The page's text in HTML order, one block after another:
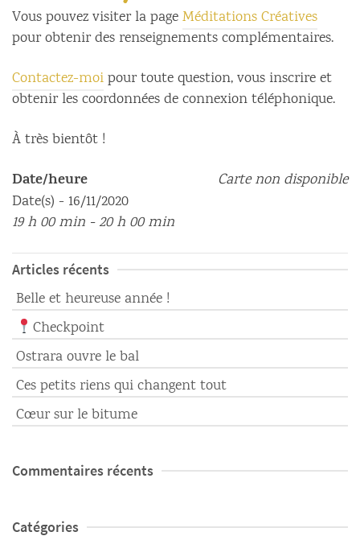
Vous pouvez visiter la pageMéditations Créatives
pour obtenir des renseignements complémentaires.
Contactez-moipour toute question, vous inscrire et
obtenir les coordonnées de connexion téléphonique.
À très bientôt !
Carte non disponible
Date/heure
Date(s) - 16/11/2020
19 h 00 min - 20 h 00 min
Articles récents
Belle et heureuse année !
Checkpoint
Ostrara ouvre le bal
Ces petits riens qui changent tout
Cœur sur le bitume
Commentaires récents
Catégories